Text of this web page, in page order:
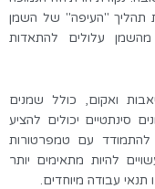
תהליך "העיפה" של השמן
עלולים להתאדות
ואקום, כולל שמנים
סינתטיים יכולים להציע
להתמודד עם טמפרטורות
להיות מתאימים יותר
תנאי עבודה מיוחדים.